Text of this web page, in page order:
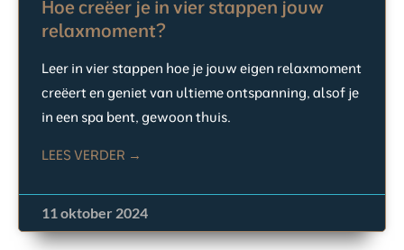
Hoe creëer je in vier stappen jouw
relaxmoment?
Leer in vier stappen hoe je jouw eigen relaxmoment
creëert en geniet van ultieme ontspanning, alsof je
in een spa bent, gewoon thuis.
LEES VERDER →
11 oktober 2024